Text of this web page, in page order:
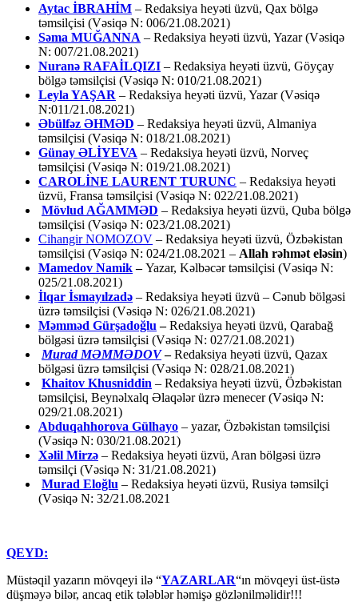
Aytac İBRAHİM – Redaksiya heyəti üzvü, Qax bölgə
təmsilçisi (Vəsiqə N: 006/21.08.2021)
Səma MUĞANNA – Redaksiya heyəti üzvü, Yazar (Vəsiqə
N: 007/21.08.2021)
Nuranə RAFAİLQIZI – Redaksiya heyəti üzvü, Göyçay
bölgə təmsilçisi (Vəsiqə N: 010/21.08.2021)
Leyla YAŞAR – Redaksiya heyəti üzvü, Yazar (Vəsiqə
N:011/21.08.2021)
Əbülfəz ƏHMƏD – Redaksiya heyəti üzvü, Almaniya
təmsilçisi (Vəsiqə N: 018/21.08.2021)
Günay ƏLİYEVA – Redaksiya heyəti üzvü, Norveç
təmsilçisi (Vəsiqə N: 019/21.08.2021)
CAROLİNE LAURENT TURUNC – Redaksiya heyəti
üzvü, Fransa təmsilçisi (Vəsiqə N: 022/21.08.2021)
Mövlud AĞAMMƏD – Redaksiya heyəti üzvü, Quba bölgə
təmsilçisi (Vəsiqə N: 023/21.08.2021)
Cihangir NOMOZOV – Redaksiya heyəti üzvü, Özbəkistan
təmsilçisi (Vəsiqə N: 024/21.08.2021 – Allah rəhmət eləsin)
Mamedov Namik–Yazar, Kəlbəcər təmsilçisi (Vəsiqə N:
025/21.08.2021)
İlqar İsmayılzadə – Redaksiya heyəti üzvü – Cənub bölgəsi
üzrə təmsilçisi (Vəsiqə N: 026/21.08.2021)
Məmməd Gürşadoğlu –Redaksiya heyəti üzvü, Qarabağ
bölgəsi üzrə təmsilçisi (Vəsiqə N: 027/21.08.2021)
Murad MƏMMƏDOV –Redaksiya heyəti üzvü, Qazax
bölgəsi üzrə təmsilçisi (Vəsiqə N: 028/21.08.2021)
Khaitov Khusniddin – Redaksiya heyəti üzvü, Özbəkistan
təmsilçisi, Beynəlxalq Əlaqələr üzrə menecer (Vəsiqə N:
029/21.08.2021)
Abduqahhorova Gülhayo – yazar, Özbəkistan təmsilçisi
(Vəsiqə N: 030/21.08.2021)
Xəlil Mirzə – Redaksiya heyəti üzvü, Aran bölgəsi üzrə
təmsilçi (Vəsiqə N: 31/21.08.2021)
Murad Eloğlu – Redaksiya heyəti üzvü, Rusiya təmsilçi
(Vəsiqə N: 32/21.08.2021
QEYD:
Müstəqil yazarın mövqeyi ilə “YAZARLAR“ın mövqeyi üst-üstə
düşməyə bilər, ancaq etik tələblər həmişə gözlənilməlidir!!!